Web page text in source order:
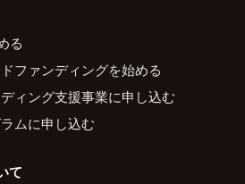
る
ファンディングを始める
ィング支援事業に申し込む
ムに申し込む
て